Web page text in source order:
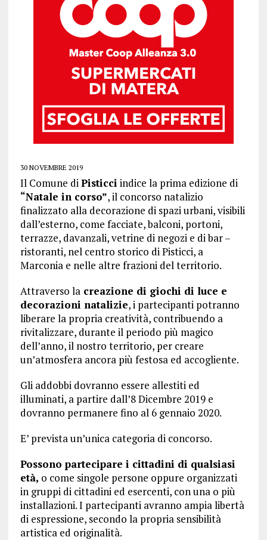
30 NOVEMBRE 2019
Il Comune diPisticci indice la prima edizione di
“Natale in corso”, il concorso natalizio
finalizzato alla decorazione di spazi urbani, visibili
dall’esterno, come facciate, balconi, portoni,
terrazze, davanzali, vetrine di negozi e di bar –
ristoranti, nel centro storico di Pisticci, a
Marconia e nelle altre frazioni del territorio.
Attraverso lacreazione di giochi di luce e
decorazioni natalizie, i partecipanti potranno
liberare la propria creatività, contribuendo a
rivitalizzare, durante il periodo più magico
dell’anno, il nostro territorio, per creare
un’atmosfera ancora più festosa ed accogliente.
Gli addobbi dovranno essere allestiti ed
illuminati, a partire dall’8 Dicembre 2019 e
dovranno permanere fino al 6 gennaio 2020.
E’ prevista un’unica categoria di concorso.
Possono partecipare i cittadini di qualsiasi
età, o come singole persone oppure organizzati
in gruppi di cittadini ed esercenti, con una o più
installazioni. I partecipanti avranno ampia libertà
di espressione, secondo la propria sensibilità
artistica ed originalità.